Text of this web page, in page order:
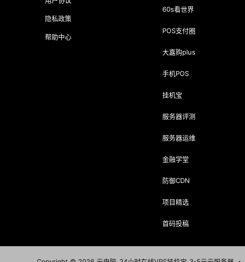
隐私政策
帮助中心
60s看世界
POS支付圈
大嘉购plus
手机POS
挂机宝
服务器评测
服务器运维
金融学堂
防御CDN
项目精选
首码投稿